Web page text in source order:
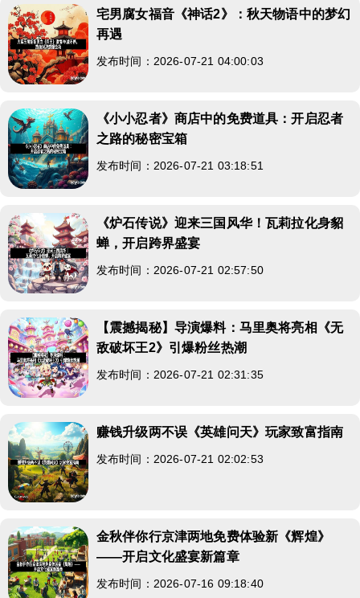
宅男腐女福音《神话2》：秋天物语中的梦幻
再遇
发布时间：2026-07-21 04:00:03
《小小忍者》商店中的免费道具：开启忍者
之路的秘密宝箱
发布时间：2026-07-21 03:18:51
《炉石传说》迎来三国风华！瓦莉拉化身貂
蝉，开启跨界盛宴
发布时间：2026-07-21 02:57:50
【震撼揭秘】导演爆料：马里奥将亮相《无
敌破坏王2》引爆粉丝热潮
发布时间：2026-07-21 02:31:35
赚钱升级两不误《英雄问天》玩家致富指南
发布时间：2026-07-21 02:02:53
金秋伴你行京津两地免费体验新《辉煌》
——开启文化盛宴新篇章
发布时间：2026-07-16 09:18:40